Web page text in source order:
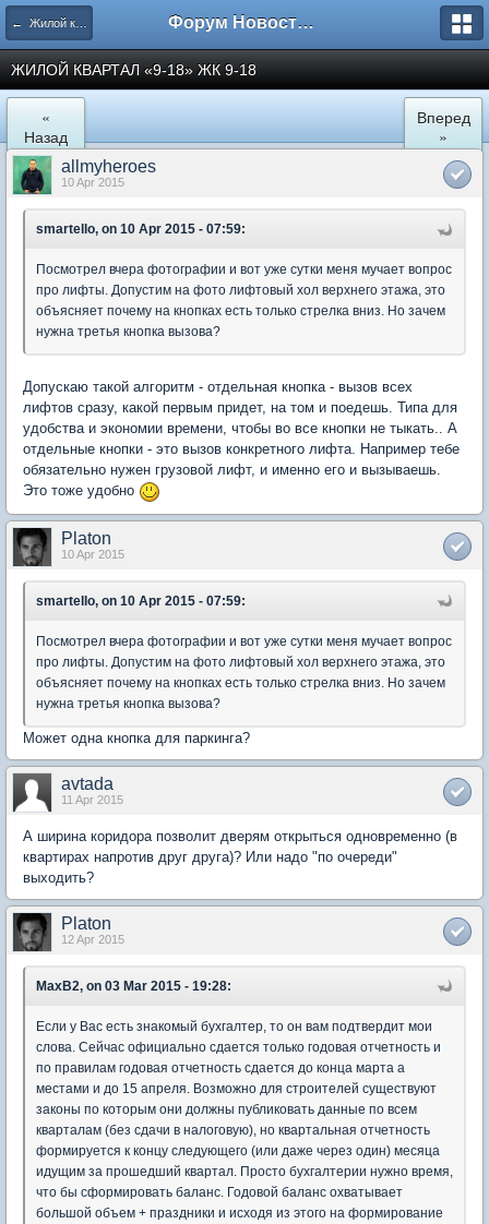
← Жилой квартал "9-18" в Мытищах Форум Новостройки
ЖИЛОЙ КВАРТАЛ «9-18» ЖК 9-18
«
Назад
Вперед
»
allmyheroes
10 Apr 2015
smartello, on 10 Apr 2015 - 07:59:
Посмотрел вчера фотографии и вот уже сутки меня мучает вопрос
про лифты. Допустим на фото лифтовый хол верхнего этажа, это
объясняет почему на кнопках есть только стрелка вниз. Но зачем
нужна третья кнопка вызова?
Допускаю такой алгоритм - отдельная кнопка - вызов всех
лифтов сразу, какой первым придет, на том и поедешь. Типа для
удобства и экономии времени, чтобы во все кнопки не тыкать.. А
отдельные кнопки - это вызов конкретного лифта. Например тебе
обязательно нужен грузовой лифт, и именно его и вызываешь.
Это тоже удобно
Platon
10 Apr 2015
smartello, on 10 Apr 2015 - 07:59:
Посмотрел вчера фотографии и вот уже сутки меня мучает вопрос
про лифты. Допустим на фото лифтовый хол верхнего этажа, это
объясняет почему на кнопках есть только стрелка вниз. Но зачем
нужна третья кнопка вызова?
Может одна кнопка для паркинга?
avtada
11 Apr 2015
А ширина коридора позволит дверям открыться одновременно (в
квартирах напротив друг друга)? Или надо "по очереди"
выходить?
Platon
12 Apr 2015
MaxB2, on 03 Mar 2015 - 19:28:
Если у Вас есть знакомый бухгалтер, то он вам подтвердит мои
слова. Сейчас официально сдается только годовая отчетность и
по правилам годовая отчетность сдается до конца марта а
местами и до 15 апреля. Возможно для строителей существуют
законы по которым они должны публиковать данные по всем
кварталам (без сдачи в налоговую), но квартальная отчетность
формируется к концу следующего (или даже через один) месяца
идущим за прошедший квартал. Просто бухгалтерии нужно время,
что бы сформировать баланс. Годовой баланс охватывает
большой объем + праздники и исходя из этого на формирование